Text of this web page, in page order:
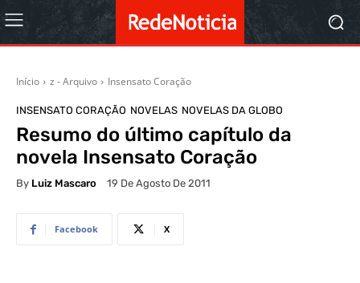
Início z - Arquivo Insensato Coração
INSENSATO CORAÇÃO NOVELAS NOVELAS DA GLOBO
Resumo do último capítulo da
novela Insensato Coração
By Luiz Mascaro 19 De Agosto De 2011
Facebook X